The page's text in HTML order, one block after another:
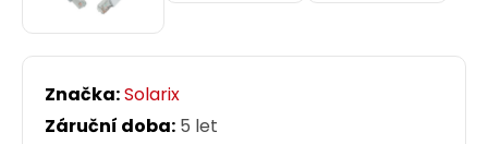
Značka:Solarix
Záruční doba: 5 let